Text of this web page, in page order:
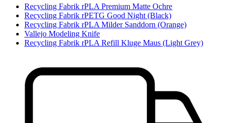
Recycling Fabrik rPLA Premium Matte Ochre
Recycling Fabrik rPETG Good Night (Black)
Recycling Fabrik rPLA Milder Sanddorn (Orange)
Vallejo Modeling Knife
Recycling Fabrik rPLA Refill Kluge Maus (Light Grey)